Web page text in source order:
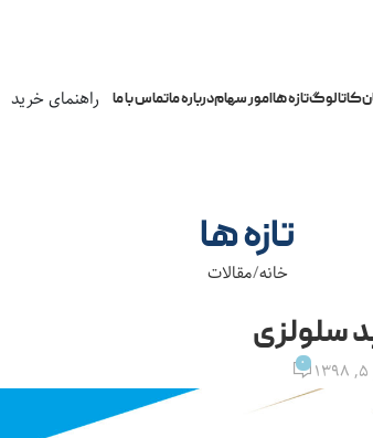
کاتالوگتازه هاامور سهامدرباره ماتماس با ما راهنمای خرید
تازه ها
خانه مقالات
سلولزی
0